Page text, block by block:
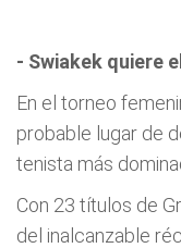
- Swiakek quiere
En el torneo
probable lugar de
tenista más
Con 23 títulos de
del inalcanzable